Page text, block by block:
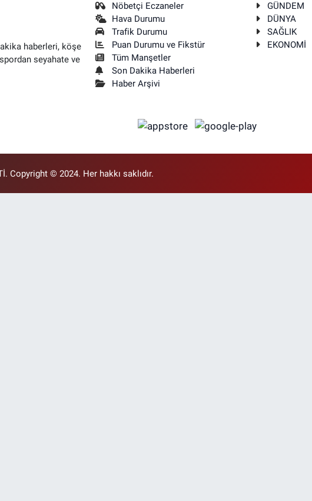
haberleri, köşe
seyahate ve
Nöbetçi Eczaneler
Hava Durumu
Trafik Durumu
Puan Durumu ve Fikstür
Tüm Manşetler
Son Dakika Haberleri
Haber Arşivi
GÜNDEM
DÜNYA
SAĞLIK
EKONOMİ
Copyright © 2024. Her hakkı saklıdır.